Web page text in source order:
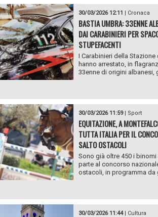
30/03/2026 12:11 | Cronaca
BASTIA UMBRA: 33ENNE
DAI CARABINIERI PER
STUPEFACENTI
I Carabinieri della Stazione
hanno arrestato, in
33enne di origini albanesi,
30/03/2026 11:59| Sport
EQUITAZIONE, A
TUTTA ITALIA PER IL
SALTO OSTACOLI
Sono già oltre 450 i
parte al concorso
ostacoli, in programma da
30/03/2026 11:44| Cultura